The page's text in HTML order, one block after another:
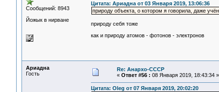
Сообщений: 8943
Йожык в нирване
Цитата: Ариадна от 03 Января 2019, 13:06:36
природу объекта, о котором я говорила, даже
природу себя тоже
как и природу атомов - фотонов - электронов
Ариадна
Гость
Re: Анархо-СССР
« Ответ #56 : 08 Января 2019, 18:43:34 »
Цитата: Oleg от 07 Января 2019, 20:02:20